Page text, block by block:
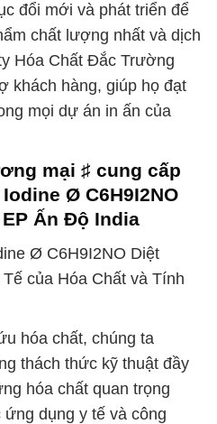
đổi mới và phát triển để
chất lượng nhất và dịch
Hóa Chất Đắc Trường
khách hàng, giúp họ đạt
mọi dự án in ấn của
mại ♯ cung cấp
Ø C6H9I2NO
Ấn Độ India
Ø C6H9I2NO Diệt
của Hóa Chất và Tính
hóa chất, chúng ta
thách thức kỹ thuật đầy
hóa chất quan trọng
dụng y tế và công